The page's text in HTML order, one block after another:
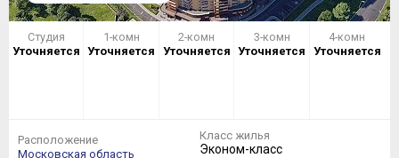
Студия
Уточняется
1-комн
Уточняется
2-комн
Уточняется
3-комн
Уточняется
4-комн
Уточняется
Расположение
Московская область
Класс жилья
Эконом-класс